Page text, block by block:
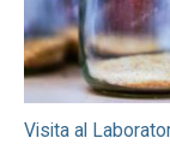
Visita al